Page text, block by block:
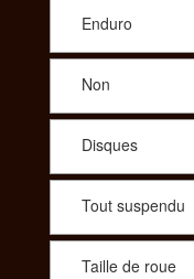
vous propose le
Terrains : all-
de vous proposer les
pourrez aussi choisir
Trekking : VTC,
parmi un choix de
vélos de ville ou
aussi vous aurez le
consulter et trouver
SportAdvice propose
Enduro
Non
Disques
Tout suspendu
Taille de roue